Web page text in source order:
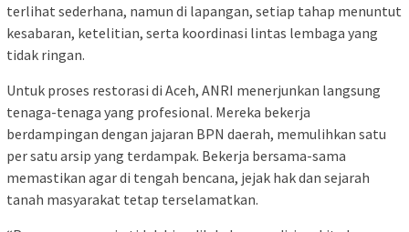
terlihat sederhana, namun di lapangan, setiap tahap menuntut
kesabaran, ketelitian, serta koordinasi lintas lembaga yang
tidak ringan.
Untuk proses restorasi di Aceh, ANRI menerjunkan langsung
tenaga-tenaga yang profesional. Mereka bekerja
berdampingan dengan jajaran BPN daerah, memulihkan satu
per satu arsip yang terdampak. Bekerja bersama-sama
memastikan agar di tengah bencana, jejak hak dan sejarah
tanah masyarakat tetap terselamatkan.